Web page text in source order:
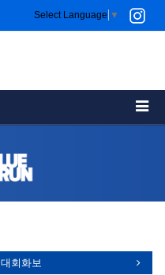
Select Language ▼
대회화보